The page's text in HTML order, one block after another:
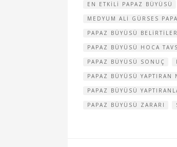
EN ETKILI PAPAZ BÜYÜSÜ
MEDYUM ALI GÜRSES
PAPAZ BÜYÜSÜ
PAPAZ BÜYÜSÜ HOCA
PAPAZ BÜYÜSÜ SONUÇ
PAPAZ BÜYÜSÜ YAPTIRAN
PAPAZ BÜYÜSÜ
PAPAZ BÜYÜSÜ ZARARI